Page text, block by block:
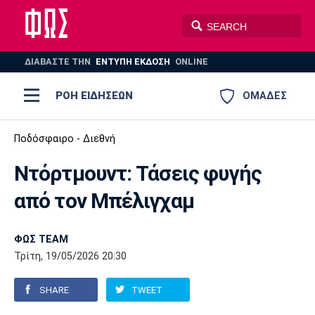
ΔΙΑΒΑΣΤΕ THN ΕΝΤΥΠΗ ΕΚΔΟΣΗ ONLINE
ΟΜΑΔΕΣ
ΡΟΗ ΕΙΔΗΣΕΩΝ
ΠΟΔΟΣΦΑΙΡΟ
ΒΟΛΕΪ
AUTO-MOTO
Ποδόσφαιρο
Super League 1
Super League 2
Γ Εθνική
Ελλάδα
Μπάσκετ
Ελλάδα
Εθνική
EuroLeague
Ολυμπιακοί Αγώνες
Βόλεϊ
Πόλο
Ολυμπιακός ΑΕΚ
Παναθηναϊκός Ατρόμητος
Ποδόσφαιρο - Διεθνή
Ντόρτμουντ: Τάσεις φυγής
από τον Μπέλιγχαμ
ΦΩΣ TEAM
Τρίτη, 19/05/2026 20:30
SHARE TWEET